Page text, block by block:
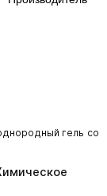
гель со